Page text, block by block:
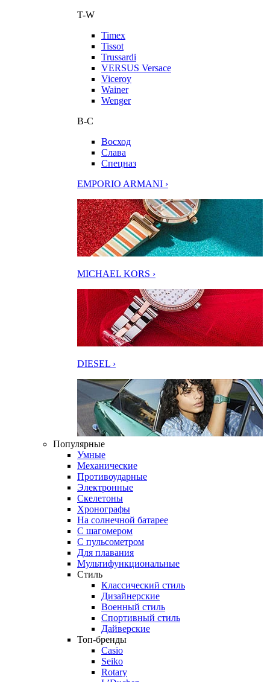
T-W
Timex
Tissot
Trussardi
VERSUS Versace
Viceroy
Wainer
Wenger
В-С
Восход
Слава
Спецназ
EMPORIO ARMANI ›
MICHAEL KORS ›
DIESEL ›
Популярные
Умные
Механические
Противоударные
Электронные
Скелетоны
Хронографы
На солнечной батарее
С шагомером
С пульсометром
Для плавания
Мультифункциональные
Стиль
Классический стиль
Дизайнерские
Военный стиль
Спортивный стиль
Дайверские
Топ-бренды
Casio
Seiko
Rotary